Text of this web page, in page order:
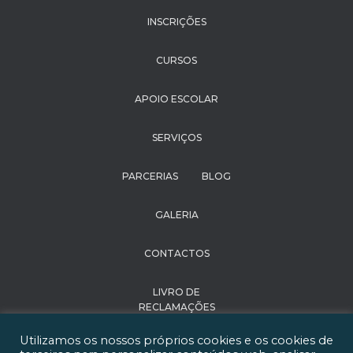
INSCRIÇÕES
CURSOS
APOIO ESCOLAR
SERVIÇOS
PARCERIAS BLOG
GALERIA
CONTACTOS
LIVRO DE
RECLAMAÇÕES
POLÍTICA DE
Utilizamos os nossos próprios cookies e os cookies de